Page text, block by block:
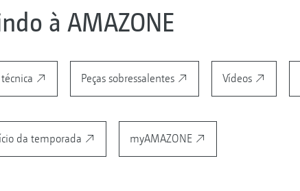
à AMAZONE
Peças sobressalentes Vídeos
da temporada myAMAZONE